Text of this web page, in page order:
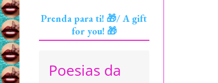
Prenda para ti! 🎁/ A gift
for you! 🎁
Poesias da